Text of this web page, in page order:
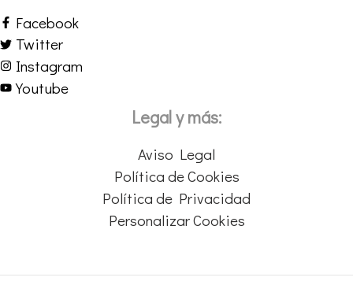
Facebook
Twitter
Instagram
Youtube
Legal y más:
Aviso Legal
Política de Cookies
Política de Privacidad
Personalizar Cookies